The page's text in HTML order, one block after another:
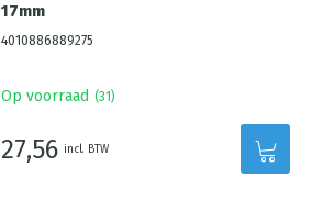
17mm
4010886889275
Op voorraad (31 )
27,56 incl. BTW